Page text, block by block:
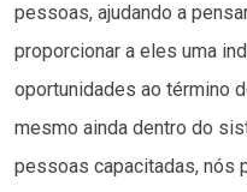
pessoas, ajudando a
proporcionar a eles uma
oportunidades ao término
mesmo ainda dentro do
pessoas capacitadas, nós